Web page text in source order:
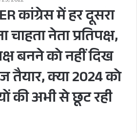
कांग्रेस में हर दूसरा
नेता प्रतिपक्ष,
बनने को नहीं दिख
तैयार, क्या 2024 को
की अभी से छूट रही